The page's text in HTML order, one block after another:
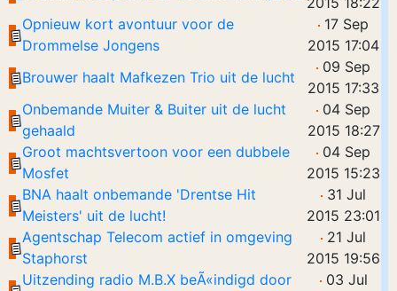
Opnieuw kort avontuur voor de
Drommelse Jongens
17 Sep
2015 17:04
Brouwer haalt Mafkezen Trio uit de lucht
09 Sep
2015 17:33
Onbemande Muiter & Buiter uit de lucht
gehaald
04 Sep
2015 18:27
Groot machtsvertoon voor een dubbele
Mosfet
04 Sep
2015 15:23
BNA haalt onbemande 'Drentse Hit
Meisters' uit de lucht!
31 Jul
2015 23:01
Agentschap Telecom actief in omgeving
Staphorst
21 Jul
2015 19:56
Uitzending radio M.B.X beÃ«indigd door
03 Jul